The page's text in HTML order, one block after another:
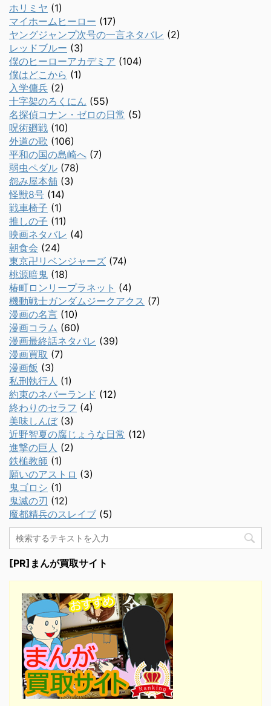
ホリミヤ (1)
マイホームヒーロー (17)
ヤングジャンプ次号の一言ネタバレ (2)
レッドブルー (3)
僕のヒーローアカデミア (104)
僕はどこから (1)
入学傭兵 (2)
十字架のろくにん (55)
名探偵コナン・ゼロの日常 (5)
呪術廻戦 (10)
外道の歌 (106)
平和の国の島崎へ (7)
弱虫ペダル (78)
怨み屋本舗 (3)
怪獣8号 (14)
戦車椅子 (1)
推しの子 (11)
映画ネタバレ (4)
朝食会 (24)
東京卍リベンジャーズ (74)
桃源暗鬼 (18)
椿町ロンリープラネット (4)
機動戦士ガンダムジークアクス (7)
漫画の名言 (10)
漫画コラム (60)
漫画最終話ネタバレ (39)
漫画買取 (7)
漫画飯 (3)
私刑執行人 (1)
約束のネバーランド (12)
終わりのセラフ (4)
美味しんぼ(3)
近野智夏の腐じょうな日常 (12)
進撃の巨人 (2)
鉄槌教師 (1)
願いのアストロ (3)
鬼ゴロシ (1)
鬼滅の刃 (12)
魔都精兵のスレイブ (5)
[PR]まんが買取サイト